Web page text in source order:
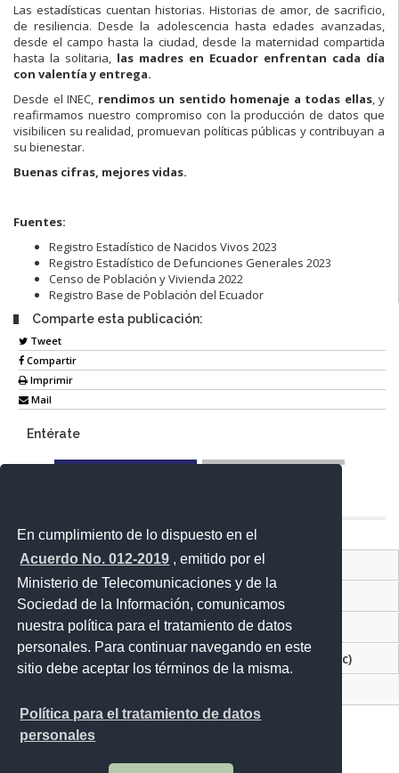
En cumplimiento de lo dispuesto en el
Acuerdo No. 012-2019 , emitido por el
Ministerio de Telecomunicaciones y de la
Sociedad de la Información, comunicamos
nuestra política para el tratamiento de datos
personales. Para continuar navegando en este
sitio debe aceptar los términos de la misma.
Política para el tratamiento de datos
personales
Las estadísticas cuentan historias. Historias de amor, de sacrificio,
de resiliencia. Desde la adolescencia hasta edades avanzadas,
desde el campo hasta la ciudad, desde la maternidad compartida
hasta la solitaria, las madres en Ecuador enfrentan cada día
con valentía y entrega.
Desde el INEC, rendimos un sentido homenaje a todas ellas, y
reafirmamos nuestro compromiso con la producción de datos que
visibilicen su realidad, promuevan políticas públicas y contribuyan a
su bienestar.
Buenas cifras, mejores vidas.
Fuentes:
Registro Estadístico de Nacidos Vivos 2023
Registro Estadístico de Defunciones Generales 2023
Censo de Población y Vivienda 2022
Registro Base de Población del Ecuador
Comparte esta publicación:
Tweet
Compartir
Imprimir
Mail
Entérate
Contacto ciudadano
Sistema Nacional de Información (SIN)
Ventanilla Única de Comercio Exterior
Servicios gubernamentales e información (dir.ec)